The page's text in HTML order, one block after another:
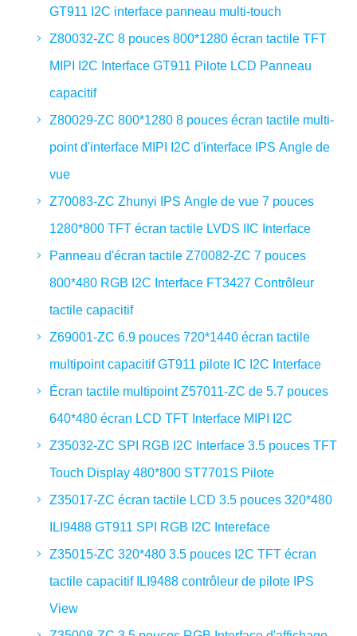
GT911 I2C interface panneau multi-touch
Z80032-ZC 8 pouces 800*1280 écran tactile TFT
MIPI I2C Interface GT911 Pilote LCD Panneau
capacitif
Z80029-ZC 800*1280 8 pouces écran tactile multi-
point d'interface MIPI I2C d'interface IPS Angle de
vue
Z70083-ZC Zhunyi IPS Angle de vue 7 pouces
1280*800 TFT écran tactile LVDS IIC Interface
Panneau d'écran tactile Z70082-ZC 7 pouces
800*480 RGB I2C Interface FT3427 Contrôleur
tactile capacitif
Z69001-ZC 6.9 pouces 720*1440 écran tactile
multipoint capacitif GT911 pilote IC I2C Interface
Écran tactile multipoint Z57011-ZC de 5.7 pouces
640*480 écran LCD TFT Interface MIPI I2C
Z35032-ZC SPI RGB I2C Interface 3.5 pouces TFT
Touch Display 480*800 ST7701S Pilote
Z35017-ZC écran tactile LCD 3.5 pouces 320*480
ILI9488 GT911 SPI RGB I2C Intereface
Z35015-ZC 320*480 3.5 pouces I2C TFT écran
tactile capacitif ILI9488 contrôleur de pilote IPS
View